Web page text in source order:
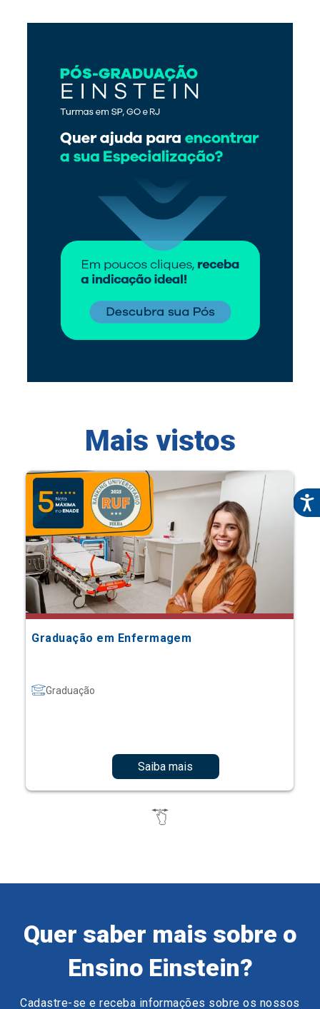
Mais vistos
Graduação em Enfermagem
Graduação
Saiba mais
Quer saber mais sobre o
Ensino Einstein?
Cadastre-se e receba informações sobre os nossos